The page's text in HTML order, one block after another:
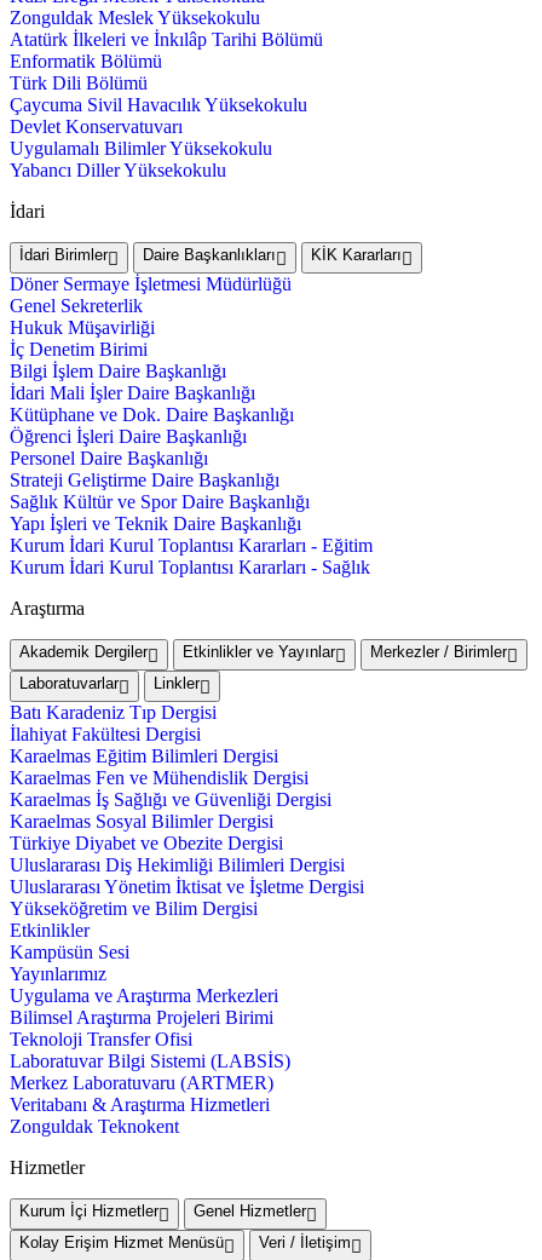
Zonguldak Meslek Yüksekokulu
Atatürk İlkeleri ve İnkılâp Tarihi Bölümü
Enformatik Bölümü
Türk Dili Bölümü
Çaycuma Sivil Havacılık Yüksekokulu
Devlet Konservatuvarı
Uygulamalı Bilimler Yüksekokulu
Yabancı Diller Yüksekokulu
İdari
İdari Birimler Daire Başkanlıkları KİK Kararları
Döner Sermaye İşletmesi Müdürlüğü
Genel Sekreterlik
Hukuk Müşavirliği
İç Denetim Birimi
Bilgi İşlem Daire Başkanlığı
İdari Mali İşler Daire Başkanlığı
Kütüphane ve Dok. Daire Başkanlığı
Öğrenci İşleri Daire Başkanlığı
Personel Daire Başkanlığı
Strateji Geliştirme Daire Başkanlığı
Sağlık Kültür ve Spor Daire Başkanlığı
Yapı İşleri ve Teknik Daire Başkanlığı
Kurum İdari Kurul Toplantısı Kararları - Eğitim
Kurum İdari Kurul Toplantısı Kararları - Sağlık
Araştırma
Akademik Dergiler Etkinlikler ve Yayınlar
Merkezler / Birimler
Laboratuvarlar
Linkler
Batı Karadeniz Tıp Dergisi
İlahiyat Fakültesi Dergisi
Karaelmas Eğitim Bilimleri Dergisi
Karaelmas Fen ve Mühendislik Dergisi
Karaelmas İş Sağlığı ve Güvenliği Dergisi
Karaelmas Sosyal Bilimler Dergisi
Türkiye Diyabet ve Obezite Dergisi
Uluslararası Diş Hekimliği Bilimleri Dergisi
Uluslararası Yönetim İktisat ve İşletme Dergisi
Yükseköğretim ve Bilim Dergisi
Etkinlikler
Kampüsün Sesi
Yayınlarımız
Uygulama ve Araştırma Merkezleri
Bilimsel Araştırma Projeleri Birimi
Teknoloji Transfer Ofisi
Laboratuvar Bilgi Sistemi (LABSİS)
Merkez Laboratuvaru (ARTMER)
Veritabanı & Araştırma Hizmetleri
Zonguldak Teknokent
Hizmetler
Kurum İçi Hizmetler
Genel Hizmetler
Kolay Erişim Hizmet Menüsü
Veri / İletişim